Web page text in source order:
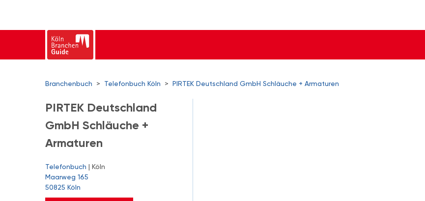
Branchenbuch > Telefonbuch Köln > PIRTEK Deutschland GmbH Schläuche + Armaturen
PIRTEK Deutschland
GmbH Schläuche +
Armaturen
Telefonbuch | Köln
Maarweg 165
50825 Köln